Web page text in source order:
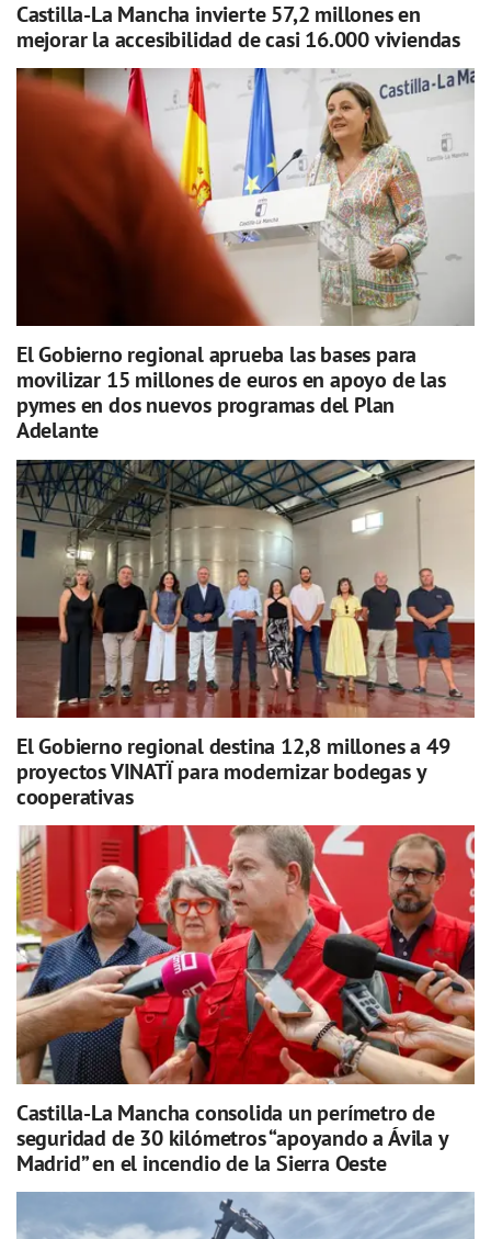
Castilla-La Mancha invierte 57,2 millones en
mejorar la accesibilidad de casi 16.000 viviendas
El Gobierno regional aprueba las bases para
movilizar 15 millones de euros en apoyo de las
pymes en dos nuevos programas del Plan
Adelante
El Gobierno regional destina 12,8 millones a 49
proyectos VINATÏ para modernizar bodegas y
cooperativas
Castilla-La Mancha consolida un perímetro de
seguridad de 30 kilómetros “apoyando a Ávila y
Madrid” en el incendio de la Sierra Oeste